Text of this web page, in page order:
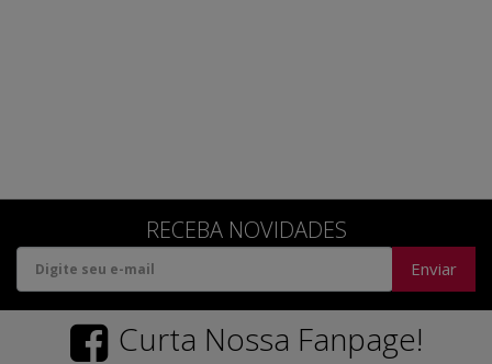
RECEBA NOVIDADES
Enviar
Curta Nossa Fanpage!